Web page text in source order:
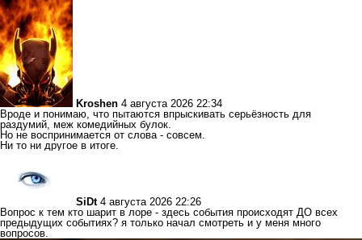
Kroshen 4 августа 2026 22:34
Вроде и понимаю, что пытаются впрыскивать серьёзность для
раздумий, меж комедийных булок.
Но не воспринимается от слова - совсем.
Ни то ни другое в итоге.
SiDt 4 августа 2026 22:26
Вопрос к тем кто шарит в лоре - здесь события происходят ДО всех
предыдущих событиях? я только начал смотреть и у меня много
вопросов.